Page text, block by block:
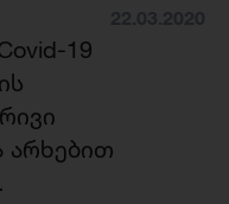
19
არხებით